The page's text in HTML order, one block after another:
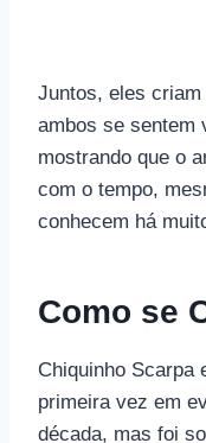
Juntos, eles criam
ambos se sentem
mostrando que o
com o tempo,
conhecem há
Como se
Chiquinho Scarpa
primeira vez em
década, mas foi